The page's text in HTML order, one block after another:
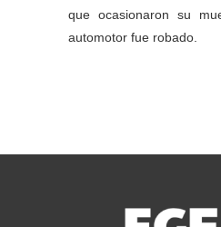
que ocasionaron su
automotor fue robado.